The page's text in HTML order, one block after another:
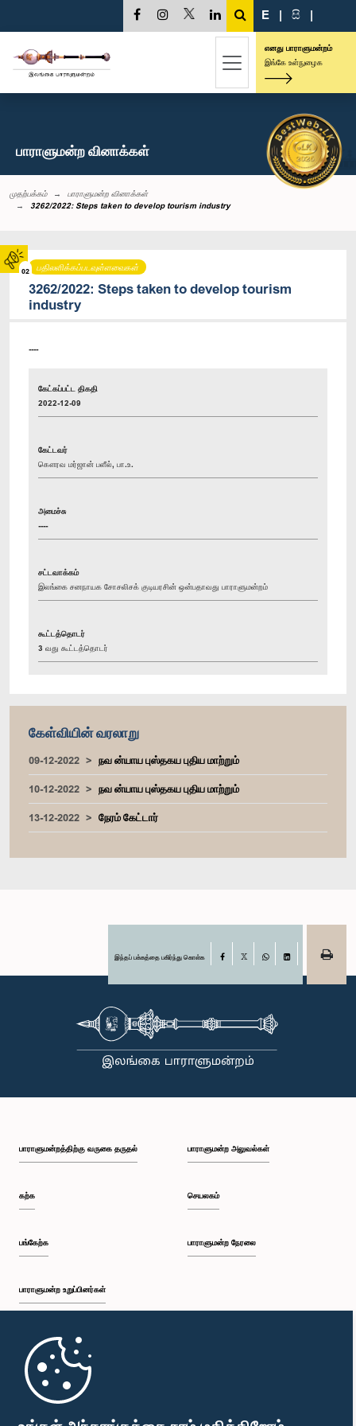
02
E | සි |
எனது பாராளுமன்றம்
இங்கே உள்நுழைக
பாராளுமன்ற வினாக்கள்
முதற்பக்கம்
பாராளுமன்ற வினாக்கள்
3262/2022: Steps taken to develop tourism industry
பதிலளிக்கப்படவுள்ளவைகள்
3262/2022: Steps taken to develop tourism
industry
----
கேட்கப்பட்ட திகதி
2022-12-09
கேட்டவர்
கௌரவ மர்ஜான் பளீல், பா.உ.
அமைச்சு
----
சட்டவாக்கம்
இலங்கை சனநாயக சோசலிசக் குடியரசின் ஒன்பதாவது பாராளுமன்றம்
கூட்டத்தொடர்
3 வது கூட்டத்தொடர்
கேள்வியின் வரலாறு
09-12-2022
நவ ன்யாய புஸ்தகய புதிய மாற்றும்
10-12-2022
நவ ன்யாய புஸ்தகய புதிய மாற்றும்
13-12-2022
நேரம் கேட்டார்
இந்தப் பக்கத்தை பகிர்ந்து கொள்க Facebook
பாராளுமன்றத்திற்கு வருகை தருதல்
கற்க
பங்கேற்க
பாராளுமன்ற உறுப்பினர்கள்
முதற்பக்கம்
பாராளுமன்ற அலுவல்கள்
செயலகம்
பாராளுமன்ற நேரலை
பாராளுமன்ற கையடக்க செயலி